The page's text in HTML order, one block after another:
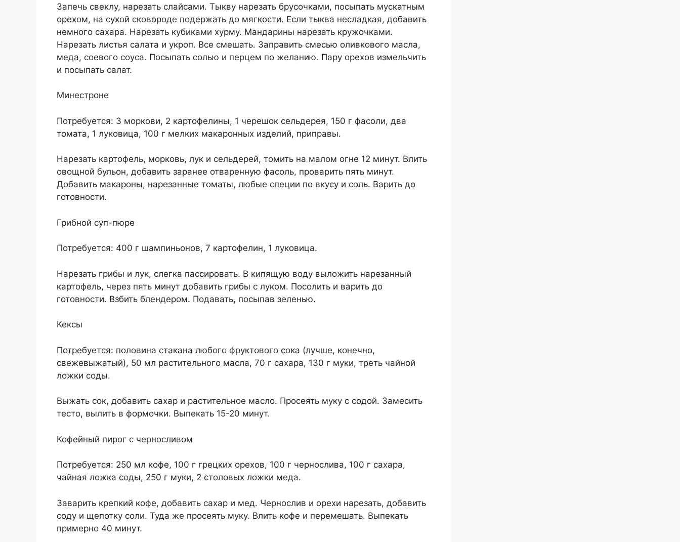
Запечь свеклу, нарезать слайсами. Тыкву нарезать брусочками, посыпать мускатным
орехом, на сухой сковороде подержать до мягкости. Если тыква несладкая, добавить
немного сахара. Нарезать кубиками хурму. Мандарины нарезать кружочками.
Нарезать листья салата и укроп. Все смешать. Заправить смесью оливкового масла,
меда, соевого соуса. Посыпать солью и перцем по желанию. Пару орехов измельчить
и посыпать салат.
Минестроне
Потребуется: 3 моркови, 2 картофелины, 1 черешок сельдерея, 150 г фасоли, два
томата, 1 луковица, 100 г мелких макаронных изделий, приправы.
Нарезать картофель, морковь, лук и сельдерей, томить на малом огне 12 минут. Влить
овощной бульон, добавить заранее отваренную фасоль, проварить пять минут.
Добавить макароны, нарезанные томаты, любые специи по вкусу и соль. Варить до
готовности.
Грибной суп-пюре
Потребуется: 400 г шампиньонов, 7 картофелин, 1 луковица.
Нарезать грибы и лук, слегка пассировать. В кипящую воду выложить нарезанный
картофель, через пять минут добавить грибы с луком. Посолить и варить до
готовности. Взбить блендером. Подавать, посыпав зеленью.
Кексы
Потребуется: половина стакана любого фруктового сока (лучше, конечно,
свежевыжатый), 50 мл растительного масла, 70 г сахара, 130 г муки, треть чайной
ложки соды.
Выжать сок, добавить сахар и растительное масло. Просеять муку с содой. Замесить
тесто, вылить в формочки. Выпекать 15-20 минут.
Кофейный пирог с черносливом
Потребуется: 250 мл кофе, 100 г грецких орехов, 100 г чернослива, 100 г сахара,
чайная ложка соды, 250 г муки, 2 столовых ложки меда.
Заварить крепкий кофе, добавить сахар и мед. Чернослив и орехи нарезать, добавить
соду и щепотку соли. Туда же просеять муку. Влить кофе и перемешать. Выпекать
примерно 40 минут.